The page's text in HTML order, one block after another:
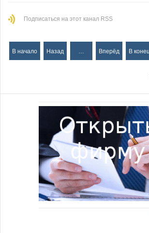
Подписаться на этот канал RSS
В начало Назад Вперёд В конец